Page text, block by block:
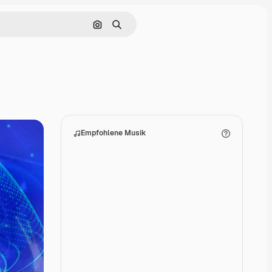
Nach Bild suchen
Suchen
Empfohlene Musik